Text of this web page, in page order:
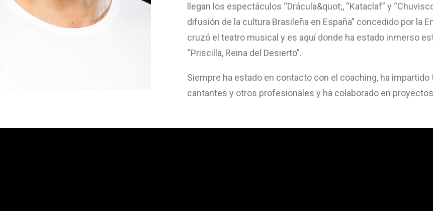
llegan los espectáculos “Drácula&quot;, “Kataclaf” y
difusión de la cultura Brasileña en España” concedido por la
cruzó el teatro musical y es aquí donde ha estado inmerso
“Priscilla, Reina del Desierto”.
Siempre ha estado en contacto con el coaching, ha
cantantes y otros profesionales y ha colaborado en